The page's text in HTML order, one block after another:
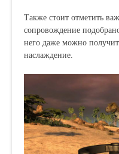
Также стоит отметить
сопровождение
него даже можно
наслаждение.